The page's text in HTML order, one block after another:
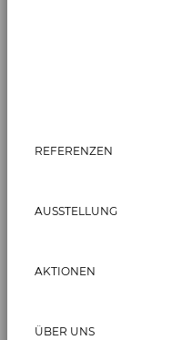
REFERENZEN
AUSSTELLUNG
AKTIONEN
ÜBER UNS